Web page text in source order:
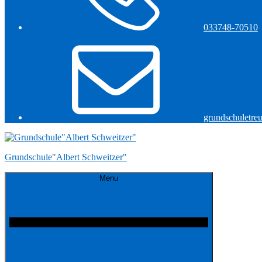
033748-70510
Grundschule"Albert Schweitzer"
Menu